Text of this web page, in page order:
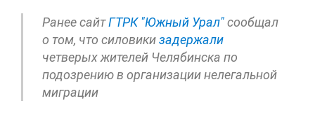
Ранее сайтГТРК "Южный Урал"сообщал
о том, что силовикизадержали
четверых жителей Челябинска по
подозрению в организации нелегальной
миграции